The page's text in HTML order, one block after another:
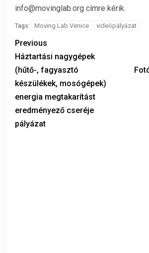
info@movinglab.org címre kérik.
Tags: Moving Lab Venice videópályázat
Previous
Háztartási nagygépek
(hűtő-, fagyasztó
készülékek, mosógépek)
energia megtakarítást
eredményező cseréje
pályázat